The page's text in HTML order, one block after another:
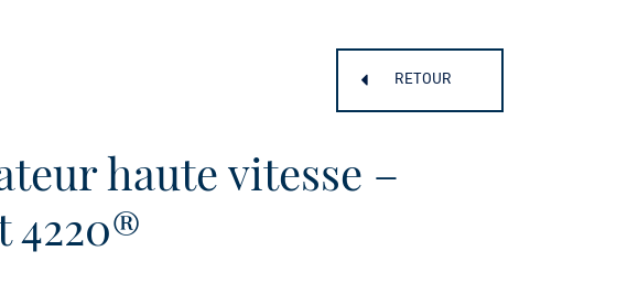
RETOUR
haute vitesse –
4220®